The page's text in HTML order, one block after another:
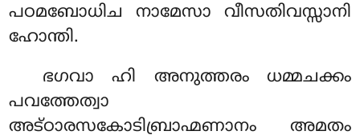
പഠമബോധിച നാമേസാ വീസതിവസ്സാനി
ഹോന്തി.
ഭഗവാ ഹി അനുത്തരം ധമ്മചക്കം
പവത്തേത്വാ
അട്ഠാരസകോടിബ്രാഹ്മണാനം അമതം